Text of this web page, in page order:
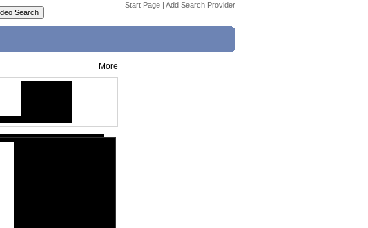
Start Page | Add Search Provider
More